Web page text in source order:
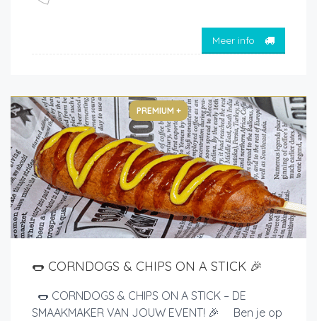
Meer info
PREMIUM +
🌭 CORNDOGS & CHIPS ON A STICK 🎉
🌭 CORNDOGS & CHIPS ON A STICK – DE
SMAAKMAKER VAN JOUW EVENT! 🎉 Ben je op